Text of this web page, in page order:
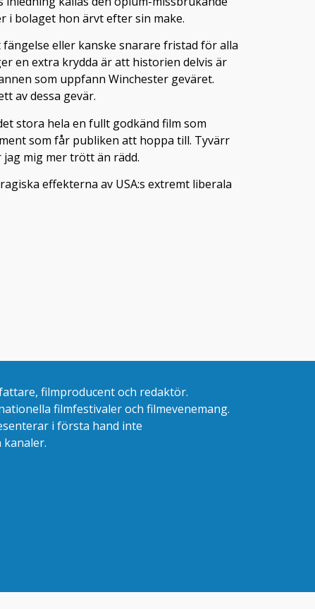
i bolaget hon ärvt efter sin make.
eller kanske snarare fristad för alla
en extra krydda är att historien delvis är
som uppfann Winchester geväret.
av dessa gevär.
stora hela en fullt godkänd film som
som får publiken att hoppa till. Tyvärr
mig mer trött än rädd.
effekterna av USA:s extremt liberala
filmproducent och redaktör.
filmfestivaler och filmevenemang.
i första hand inte
kanaler.